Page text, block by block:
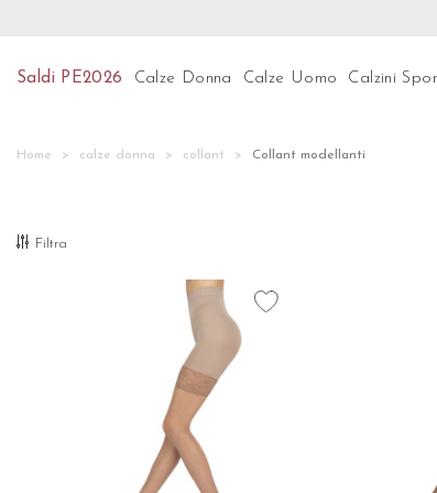
Preparati per le ultime tendenze! Scopri
Saldi PE2026 Calze Donna Calze Uomo Calzini
Home calze donna collant Collant modellanti
Filtra
favorite_border